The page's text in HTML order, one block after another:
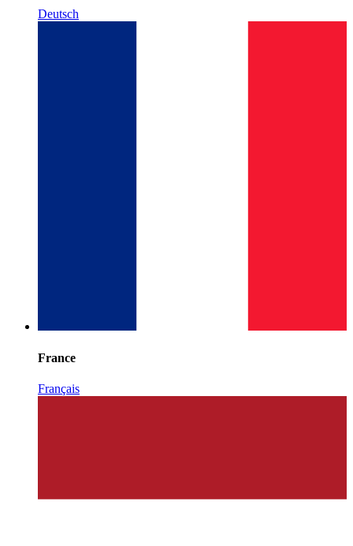
Deutsch
France
Français